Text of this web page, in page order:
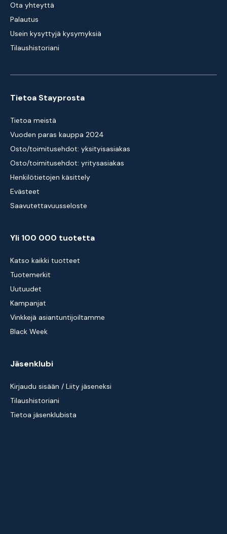
Ota yhteyttä
Palautus
Usein kysyttyjä kysymyksiä
Tilaushistoriani
Tietoa Stayprosta
Tietoa meistä
Vuoden paras kauppa 2024
Osto/toimitusehdot: yksityisasiakas
Osto/toimitusehdot: yritysasiakas
Henkilötietojen käsittely
Evästeet
Saavutettavuusseloste
Yli 100 000 tuotetta
Katso kaikki tuotteet
Tuotemerkit
Uutuudet
Kampanjat
Vinkkejä asiantuntijoiltamme
Black Week
Jäsenklubi
Kirjaudu sisään / Liity jäseneksi
Tilaushistoriani
Tietoa jäsenklubista